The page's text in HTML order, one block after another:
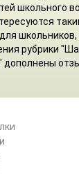
школьного
рубрики